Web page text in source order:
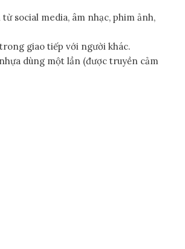
social media, âm nhạc, phim ảnh,
giao tiếp với người khác.
dùng một lần (được truyền cảm